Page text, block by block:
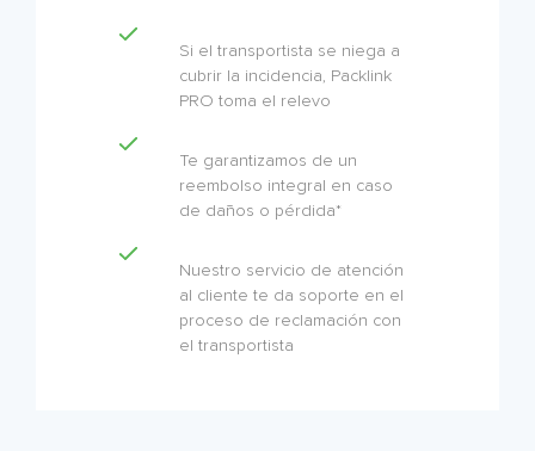
Si el transportista se niega a
cubrir la incidencia, Packlink
PRO toma el relevo
Te garantizamos de un
reembolso integral en caso
de daños o pérdida*
Nuestro servicio de atención
al cliente te da soporte en el
proceso de reclamación con
el transportista